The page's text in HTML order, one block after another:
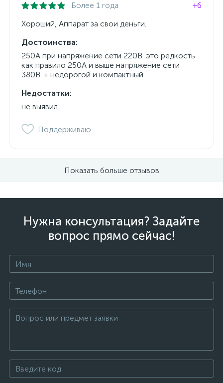
Более 1 года
+6
Хороший, Аппарат за свои деньги.
Достоинства:
250А при напряжение сети 220В. это редкость
как правило 250А и выше напряжение сети
380В. + недорогой и компактный.
Недостатки:
не выявил.
Поддерживаю
Показать больше отзывов
Нужна консультация? Задайте
вопрос прямо сейчас!